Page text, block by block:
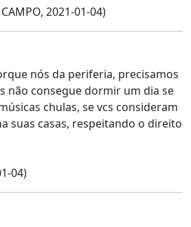
2021-01-04)
nós da periferia, precisamos
não consegue dormir um dia se
chulas, se vcs consideram
suas casas, respeitando o direito
04)